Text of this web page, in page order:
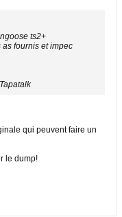
ts2+
fournis et impec
qui peuvent faire un
le dump!